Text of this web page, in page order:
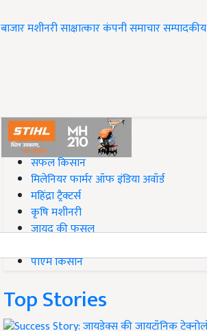
बाजारमशीनरीसाक्षात्कारकंपनी समाचारसम्पादकीय
#Top on Krishi Jagran
सफल किसान
मिलेनियर फार्मर ऑफ इंडिया अवॉर्ड
महिंद्रा ट्रैक्टर्स
कृषि मशीनरी
जायद की फसल
पीएम किसान
Top Stories